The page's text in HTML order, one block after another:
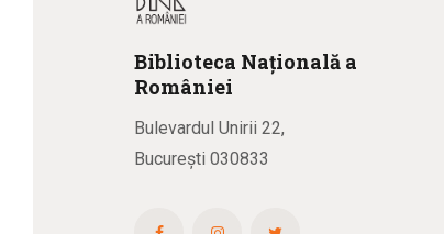
Biblioteca Națională a
României
Bulevardul Unirii 22,
București 030833